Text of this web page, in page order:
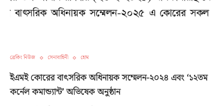
ব্রেকিং নিউজ সেনাবাহিনী হোম
ইএমই কোরের বাৎসরিক অধিনায়ক সম্মেলন-২০২৪ এবং ‘১২তম
কর্নেল কমান্ড্যান্ট’ অভিষেক অনুষ্ঠান